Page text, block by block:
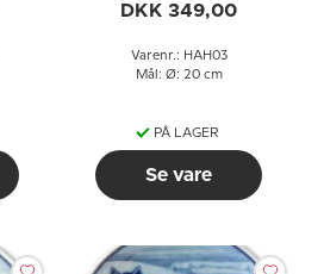
DKK 349,00
Varenr.: HAH03
Mål: Ø: 20 cm
PÅ LAGER
Se vare